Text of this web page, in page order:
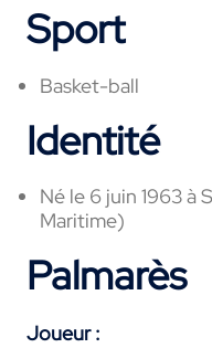
Sport
Basket-ball
Identité
Né le 6 juin 1963 à
Maritime)
Palmarès
Joueur :